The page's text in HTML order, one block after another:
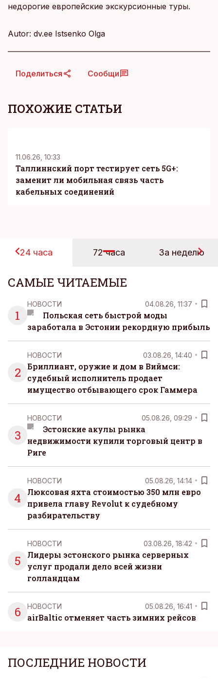
недорогие европейские экскурсионные туры.
Autor: dv.ee Istsenko Olga
Поделиться Сообщи
ПОХОЖИЕ СТАТЬИ
11.06.26, 10:33
Таллиннский порт тестирует сеть 5G+:
заменит ли мобильная связь часть
кабельных соединений
24 часа 72 часа За неделю
САМЫЕ ЧИТАЕМЫЕ
1
НОВОСТИ 04.08.26, 11:37
Польская сеть быстрой моды
заработала в Эстонии рекордную прибыль
2
НОВОСТИ 03.08.26, 14:40
Бриллиант, оружие и дом в Виймси:
судебный исполнитель продает
имущество отбывающего срок Гаммера
3
НОВОСТИ 05.08.26, 09:29
Эстонские акулы рынка
недвижимости купили торговый центр в
Риге
4
НОВОСТИ 05.08.26, 14:14
Люксовая яхта стоимостью 350 млн евро
привела главу Revolut к судебному
разбирательству
5
НОВОСТИ 03.08.26, 18:42
Лидеры эстонского рынка серверных
услуг продали дело всей жизни
голландцам
6 НОВОСТИ 05.08.26, 16:41
airBaltic отменяет часть зимних рейсов
ПОСЛЕДНИЕ НОВОСТИ